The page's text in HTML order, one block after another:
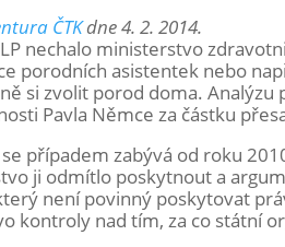
ČTKdne 4. 2. 2014.
nechalo ministerstvo
porodních asistentek nebo
si zvolit porod doma.
Pavla Němce za částku
případem zabývá od roku
ji odmítlo poskytnout a
není povinný poskytovat
kontroly nad tím, za co státní